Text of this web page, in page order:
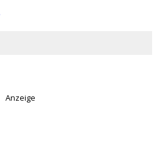
Anzeige